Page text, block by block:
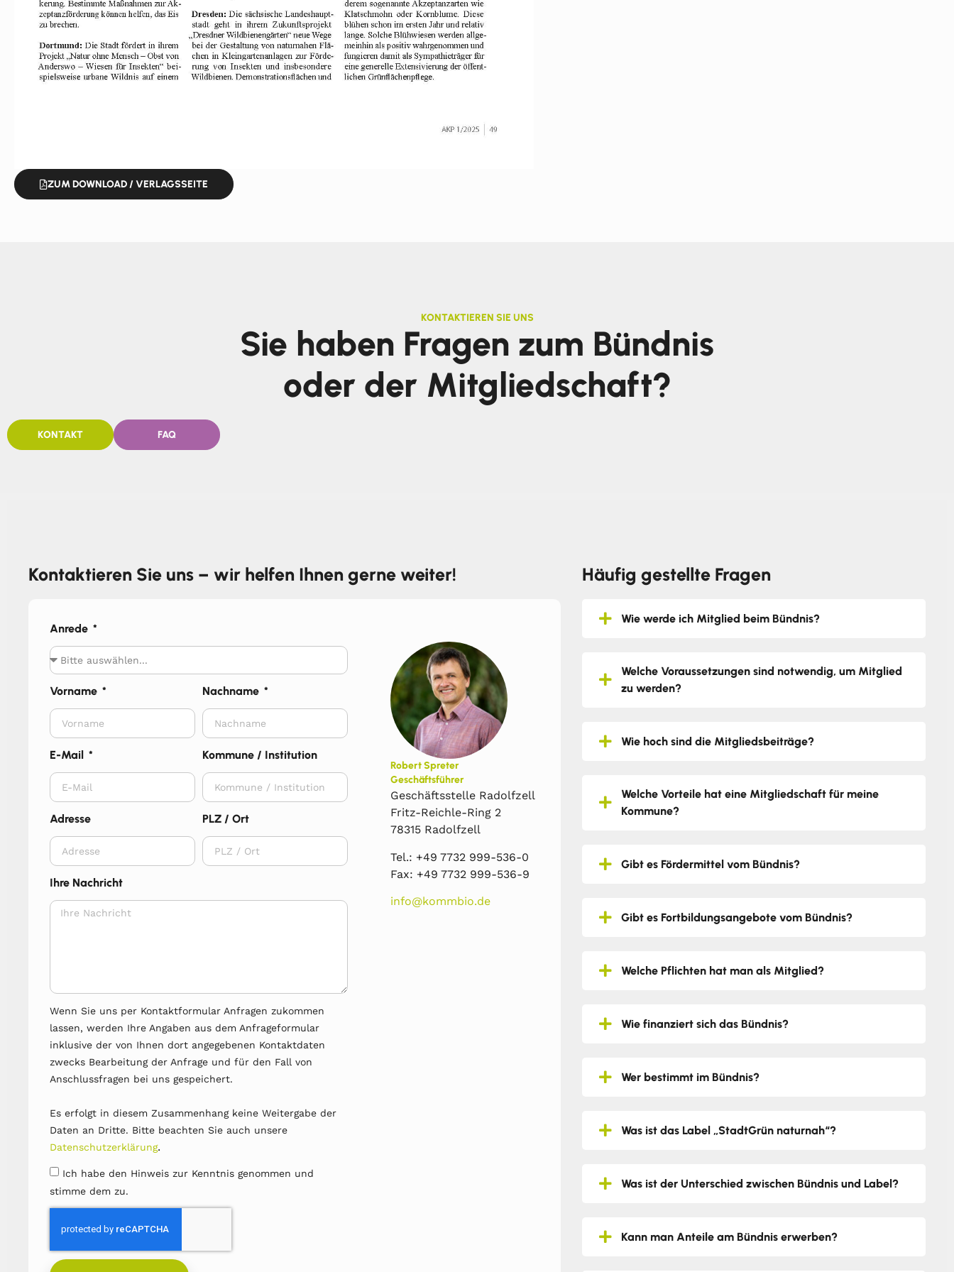
ZUM DOWNLOAD / VERLAGSSEITE
KONTAKTIEREN SIE UNS
Sie haben Fragen zum Bündnis
oder der Mitgliedschaft?
KONTAKT FAQ
Kontaktieren Sie uns – wir helfen Ihnen gerne weiter!
Anrede
Vorname Nachname
E-Mail Kommune / Institution
Adresse PLZ / Ort
Ihre Nachricht
Wenn Sie uns per Kontaktformular Anfragen zukommen
lassen, werden Ihre Angaben aus dem Anfrageformular
inklusive der von Ihnen dort angegebenen Kontaktdaten
zwecks Bearbeitung der Anfrage und für den Fall von
Anschlussfragen bei uns gespeichert.
Es erfolgt in diesem Zusammenhang keine Weitergabe der
Daten an Dritte. Bitte beachten Sie auch unsere
Datenschutzerklärung.
Ich habe den Hinweis zur Kenntnis genommen und
stimme dem zu.
Robert Spreter
Geschäftsführer
Geschäftsstelle Radolfzell
Fritz-Reichle-Ring 2
78315 Radolfzell
Tel.: +49 7732 999-536-0
Fax: +49 7732 999-536-9
info@kommbio.de
Häufig gestellte Fragen
Wie werde ich Mitglied beim Bündnis?
Welche Voraussetzungen sind notwendig, um Mitglied
zu werden?
Wie hoch sind die Mitgliedsbeiträge?
Welche Vorteile hat eine Mitgliedschaft für meine
Kommune?
Gibt es Fördermittel vom Bündnis?
Gibt es Fortbildungsangebote vom Bündnis?
Welche Pflichten hat man als Mitglied?
Wie finanziert sich das Bündnis?
Wer bestimmt im Bündnis?
Was ist das Label „StadtGrün naturnah“?
Was ist der Unterschied zwischen Bündnis und Label?
Kann man Anteile am Bündnis erwerben?